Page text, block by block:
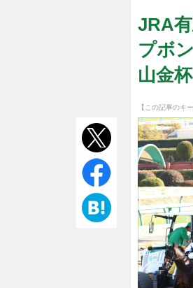
JRA
プボ
山金
【この記事のキ